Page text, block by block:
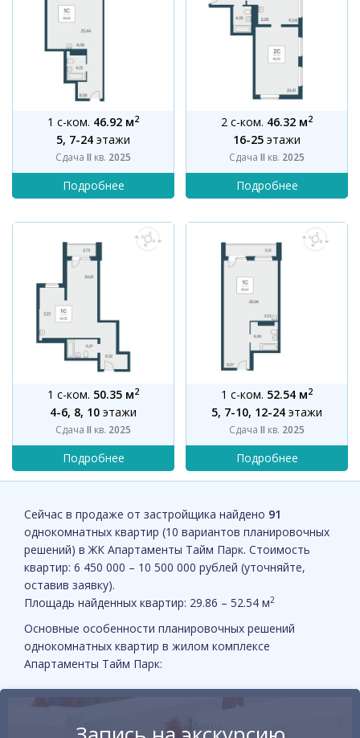
Сейчас в продаже от застройщика найдено 91
однокомнатных квартир (10 вариантов планировочных
решений) в ЖК Апартаменты Тайм Парк. Стоимость
квартир: 6 450 000 – 10 500 000 рублей (уточняйте,
оставив заявку).
Площадь найденных квартир: 29.86 – 52.54 м2
Основные особенности планировочных решений
однокомнатных квартир в жилом комплексе
Апартаменты Тайм Парк:
1 с-ком. 46.92 м2
5, 7-24 этажи
Сдача II кв. 2025
2 с-ком. 46.32 м2
16-25 этажи
Сдача II кв. 2025
1 с-ком. 50.35 м2
4-6, 8, 10 этажи
Сдача II кв. 2025
1 с-ком. 52.54 м2
5, 7-10, 12-24 этажи
Сдача II кв. 2025